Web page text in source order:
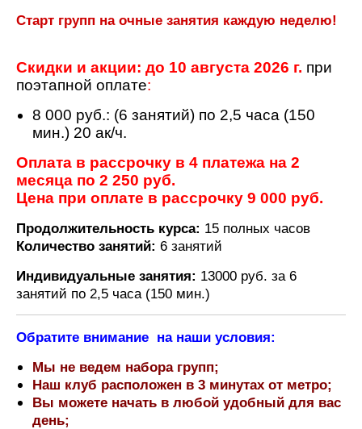
Старт групп на очные занятия каждую неделю!
Скидки и акции: до 10 августа 2026 г. при
поэтапной оплате:
8 000 руб.: (6 занятий) по 2,5 часа (150
мин.) 20 ак/ч.
Оплата в рассрочку в 4 платежа на 2
месяца по 2 250 руб.
Цена при оплате в рассрочку 9 000 руб.
Продолжительность курса: 15 полных часов
Количество занятий: 6 занятий
Индивидуальные занятия: 13000 руб. за 6
занятий по 2,5 часа (150 мин.)
Обратите внимание на наши условия:
Мы не ведем набора групп;
Наш клуб расположен в 3 минутах от метро;
Вы можете начать в любой удобный для вас
день;